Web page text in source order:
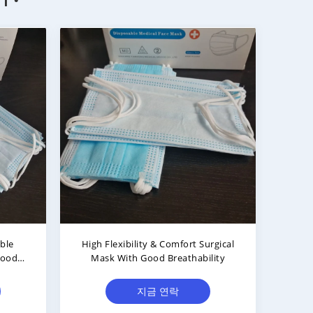
High Flexibility & Comfort Surgical
Mask With Good Breathability
지금 연락